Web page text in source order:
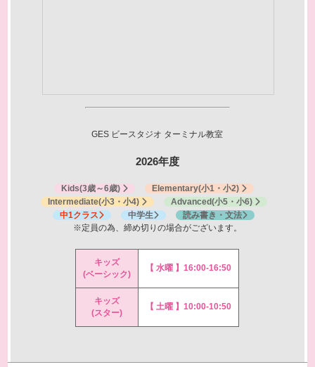
GES ビースタジオ ターミナル教室
2026年度
Kids(3歳～6歳) Elementary(小1・小2)
Intermediate(小3・小4) Advanced(小5・小6)
中1クラス
中学生
読み書き・文法
※定員の為、締め切りの場合がございます。
キッズ
(ベーシック)
【 水曜 】16:00-16:50
キッズ
(スター)
【 土曜 】10:00-10:50